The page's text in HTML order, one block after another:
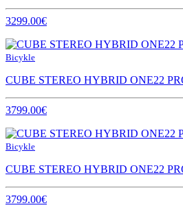
3299.00€
Bicykle
CUBE STEREO HYBRID ONE22
3799.00€
Bicykle
CUBE STEREO HYBRID ONE22
3799.00€